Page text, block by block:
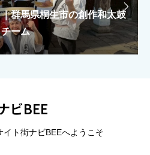
必須
泉町の創作和太鼓集団
で駆ける「KILAKILA
」ユニット
群馬県桐生市の創作和太鼓
チーム
泉町の創作和太鼓集団
で駆ける「KILAKILA
」ユニット

ビBEE
ト街ナビBEEへようこそ